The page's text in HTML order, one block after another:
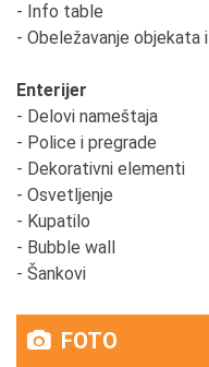
- Info table
- Obeležavanje objekata
Enterijer
- Delovi nameštaja
- Police i pregrade
- Dekorativni elementi
- Osvetljenje
- Kupatilo
- Bubble wall
- Šankovi
FOTO